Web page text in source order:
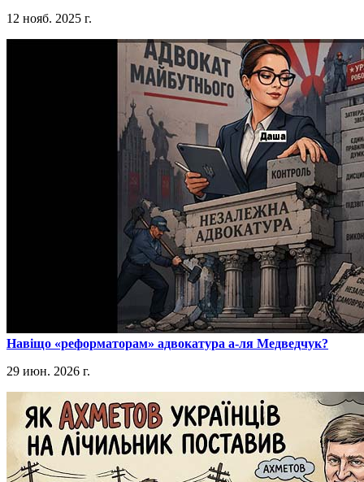
12 нояб. 2025 г.
​Навіщо «реформаторам» адвокатура а-ля Медведчук?
29 июн. 2026 г.